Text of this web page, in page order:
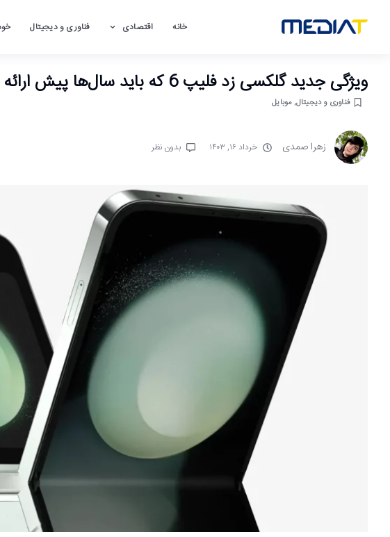
خانه اقتصادی فناوری و دیجیتال
ویژگی جدید گلکسی زد فلیپ 6 که باید سال‌ها پیش ارائه می‌شد
فناوری و دیجیتال,موبایل
زهرا صمدی خرداد ۱۶, ۱۴۰۳ بدون نظر